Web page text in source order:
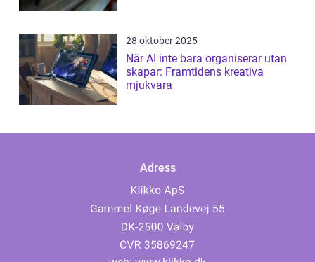
28 oktober 2025
När AI inte bara organiserar utan
skapar: Framtidens kreativa
mjukvara
Adress